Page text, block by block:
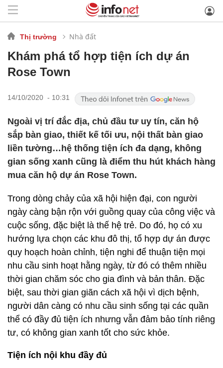
Thị trường Nhà đất
Khám phá tổ hợp tiện ích dự án
Rose Town
14/10/2020 - 10:31
Ngoài vị trí đắc địa, chủ đầu tư uy tín, căn hộ
sắp bàn giao, thiết kế tối ưu, nội thất bàn giao
liền tường…hệ thống tiện ích đa dạng, không
gian sống xanh cũng là điểm thu hút khách hàng
mua căn hộ dự án Rose Town.
Trong dòng chảy của xã hội hiện đại, con người
ngày càng bận rộn với guồng quay của công việc và
cuộc sống, đặc biệt là thế hệ trẻ. Do đó, họ có xu
hướng lựa chọn các khu đô thị, tổ hợp dự án được
quy hoạch hoàn chỉnh, tiện nghi để thuận tiện mọi
nhu cầu sinh hoạt hằng ngày, từ đó có thêm nhiều
thời gian chăm sóc cho gia đình và bản thân. Đặc
biệt, sau thời gian giãn cách xã hội vì dịch bệnh,
người dân càng có nhu cầu sinh sống tại các quần
thể có đầy đủ tiện ích nhưng vẫn đảm bảo tính riêng
tư, có không gian xanh tốt cho sức khỏe.
Tiện ích nội khu đầy đủ